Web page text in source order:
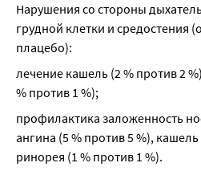
Нарушения со стороны
грудной клетки и средостения
плацебо):
лечение кашель (2 % против 2
% против 1 %);
профилактика заложенность
ангина (5 % против 5 %),
ринорея (1 % против 1 %).